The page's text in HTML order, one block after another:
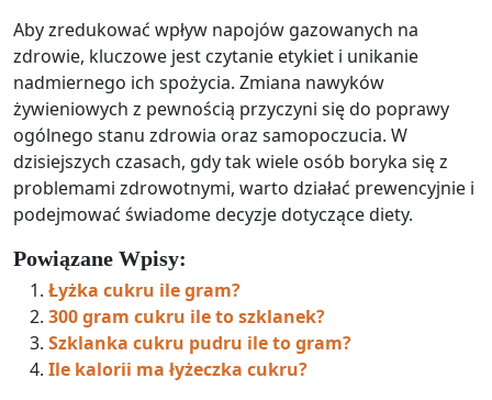
Aby zredukować wpływ napojów gazowanych na
zdrowie, kluczowe jest czytanie etykiet i unikanie
nadmiernego ich spożycia. Zmiana nawyków
żywieniowych z pewnością przyczyni się do poprawy
ogólnego stanu zdrowia oraz samopoczucia. W
dzisiejszych czasach, gdy tak wiele osób boryka się z
problemami zdrowotnymi, warto działać prewencyjnie i
podejmować świadome decyzje dotyczące diety.
Powiązane Wpisy:
Łyżka cukru ile gram?
300 gram cukru ile to szklanek?
Szklanka cukru pudru ile to gram?
Ile kalorii ma łyżeczka cukru?